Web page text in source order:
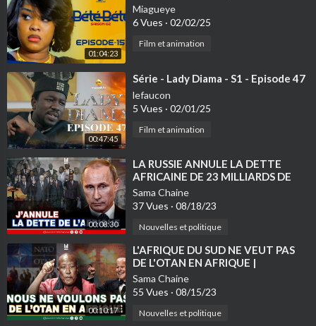
01:04:23
Miagueye
6 Vues · 02/02/25
Film et animation
00:47:45
⁣Série - Lady Diama - S1 - Episode 47
lefaucon
5 Vues · 02/01/25
Film et animation
00:08:30
⁣LA RUSSIE ANNULE LA DETTE
AFRICAINE DE 23 MILLIARDS DE
DOLLARD |Episode | #869
Sama Chaine
37 Vues · 08/18/23
Nouvelles et politique
00:10:17
⁣L'AFRIQUE DU SUD NE VEUT PAS
DE L'OTAN EN AFRIQUE |
Geopolitique | Episode | #866
Sama Chaine
55 Vues · 08/15/23
Nouvelles et politique